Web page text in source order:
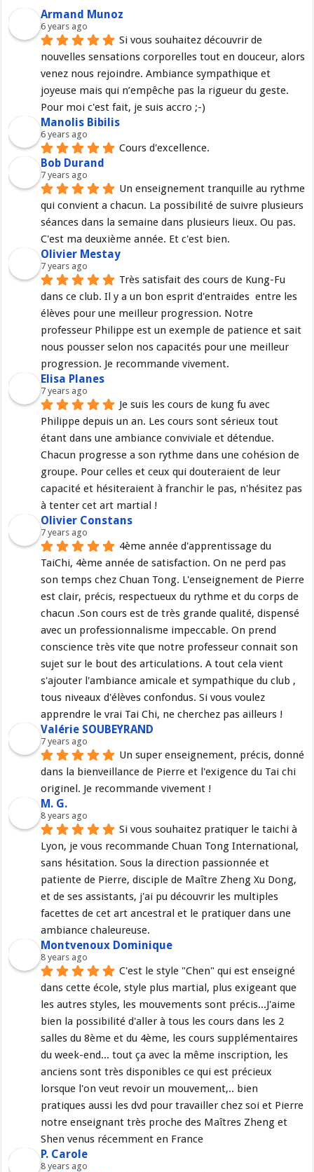
Armand Munoz
6 years ago
Si vous souhaitez découvrir de
nouvelles sensations corporelles tout en douceur, alors
venez nous rejoindre. Ambiance sympathique et
joyeuse mais qui n’empêche pas la rigueur du geste.
Pour moi c'est fait, je suis accro ;-)
Manolis Bibilis
6 years ago
Cours d'excellence.
Bob Durand
7 years ago
Un enseignement tranquille au rythme
qui convient a chacun. La possibilité de suivre plusieurs
séances dans la semaine dans plusieurs lieux. Ou pas.
C'est ma deuxième année. Et c'est bien.
Olivier Mestay
7 years ago
Très satisfait des cours de Kung-Fu
dans ce club. Il y a un bon esprit d'entraides  entre les
élèves pour une meilleur progression. Notre
professeur Philippe est un exemple de patience et sait
nous pousser selon nos capacités pour une meilleur
progression. Je recommande vivement.
Elisa Planes
7 years ago
Je suis les cours de kung fu avec
Philippe depuis un an. Les cours sont sérieux tout
étant dans une ambiance conviviale et détendue.
Chacun progresse a son rythme dans une cohésion de
groupe. Pour celles et ceux qui douteraient de leur
capacité et hésiteraient à franchir le pas, n'hésitez pas
à tenter cet art martial !
Olivier Constans
7 years ago
4ème année d'apprentissage du
TaiChi, 4ème année de satisfaction. On ne perd pas
son temps chez Chuan Tong. L'enseignement de Pierre
est clair, précis, respectueux du rythme et du corps de
chacun .Son cours est de très grande qualité, dispensé
avec un professionnalisme impeccable. On prend
conscience très vite que notre professeur connait son
sujet sur le bout des articulations. A tout cela vient
s'ajouter l'ambiance amicale et sympathique du club ,
tous niveaux d'élèves confondus. Si vous voulez
apprendre le vrai Tai Chi, ne cherchez pas ailleurs !
Valérie SOUBEYRAND
7 years ago
Un super enseignement, précis, donné
dans la bienveillance de Pierre et l'exigence du Tai chi
originel. Je recommande vivement !
M. G.
8 years ago
Si vous souhaitez pratiquer le taichi à
Lyon, je vous recommande Chuan Tong International,
sans hésitation. Sous la direction passionnée et
patiente de Pierre, disciple de Maître Zheng Xu Dong,
et de ses assistants, j'ai pu découvrir les multiples
facettes de cet art ancestral et le pratiquer dans une
ambiance chaleureuse.
Montvenoux Dominique
8 years ago
C'est le style "Chen" qui est enseigné
dans cette école, style plus martial, plus exigeant que
les autres styles, les mouvements sont précis...J'aime
bien la possibilité d'aller à tous les cours dans les 2
salles du 8ème et du 4ème, les cours supplémentaires
du week-end... tout ça avec la même inscription, les
anciens sont très disponibles ce qui est précieux
lorsque l'on veut revoir un mouvement,.. bien
pratiques aussi les dvd pour travailler chez soi et Pierre
notre enseignant très proche des Maîtres Zheng et
Shen venus récemment en France
P. Carole
8 years ago